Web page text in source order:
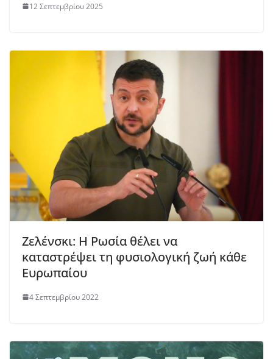
12 Σεπτεμβρίου 2025
Ζελένσκι: Η Ρωσία θέλει να
καταστρέψει τη φυσιολογική ζωή κάθε
Ευρωπαίου
4 Σεπτεμβρίου 2022